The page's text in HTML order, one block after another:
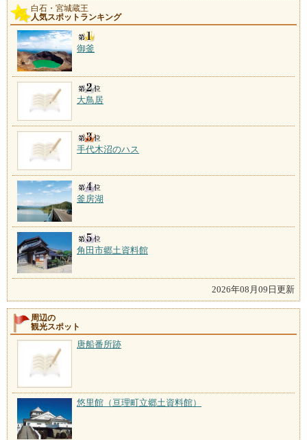
白石・宮城蔵王
人気スポットランキング
御釜
大鳥居
手代木沼のハス
釜房湖
角田市郷土資料館
2026年08月09日更新
周辺の
観光スポット
唐船番所跡
悠里館（亘理町立郷土資料館）